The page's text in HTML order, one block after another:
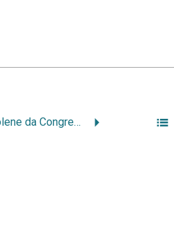
Sessão Solene da Congregação – Homenagem aos professores aposentados